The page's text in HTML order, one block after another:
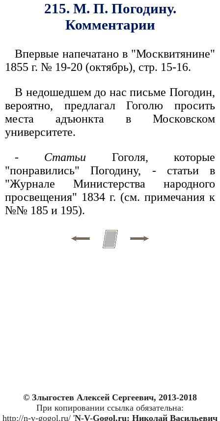
215. М. П. Погодину.
Комментарии
Впервые напечатано в "Москвитянине"
1855 г. № 19-20 (октябрь), стр. 15-16.
В недошедшем до нас письме Погодин,
вероятно, предлагал Гоголю просить
места адъюнкта в Московском
университете.
- Статьи Гоголя, которые
"понравились" Погодину, - статьи в
"Журнале Министерства народного
просвещения" 1834 г. (см. примечания к
№№ 185 и 195).
© Злыгостев Алексей Сергеевич, 2013-2018
При копировании ссылка обязательна:
http://n-v-gogol.ru/ 'N-V-Gogol.ru: Николай Васильевич